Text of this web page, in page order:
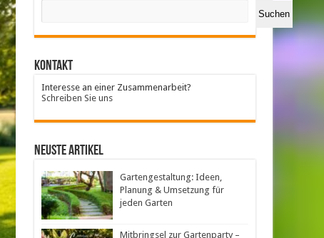
Suchen
Kontakt
Interesse an einer Zusammenarbeit?
Schreiben Sie uns
neuste Artikel
Gartengestaltung: Ideen,
Planung & Umsetzung für
jeden Garten
Mitbringsel zur Gartenparty –